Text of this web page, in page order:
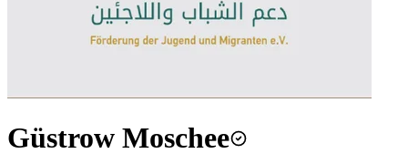
Güstrow Moschee